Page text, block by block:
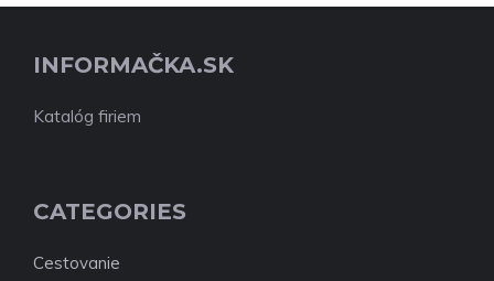
INFORMAČKA.SK
Katalóg firiem
CATEGORIES
Cestovanie